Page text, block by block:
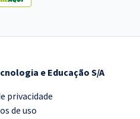
e Educação S/A
privacidade
de uso